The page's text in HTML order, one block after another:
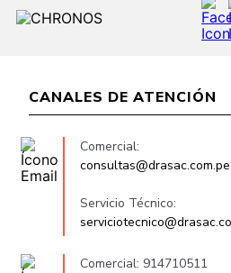
CANALES DE ATENCIÓN
Comercial:
consultas@drasac.com.pe
Servicio Técnico:
Comercial: 914710511